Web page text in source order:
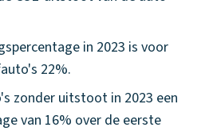
in 2023 is voor
22%.
zonder uitstoot in 2023 een
van 16% over de eerste